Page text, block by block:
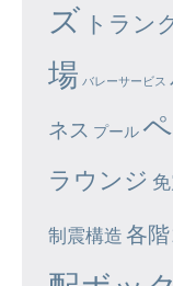
ズ トラン
場 バレーサービス
ネス プール
ラウンジ
制震構造 各